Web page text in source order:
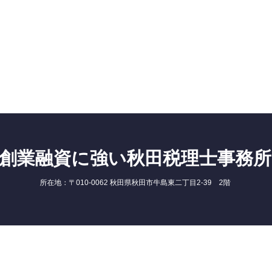
業融資に強い秋田税理士事務所
所在地：〒010-0062 秋田県秋田市牛島東二丁目2-39 2階